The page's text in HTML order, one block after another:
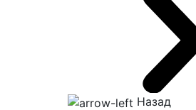
Назад